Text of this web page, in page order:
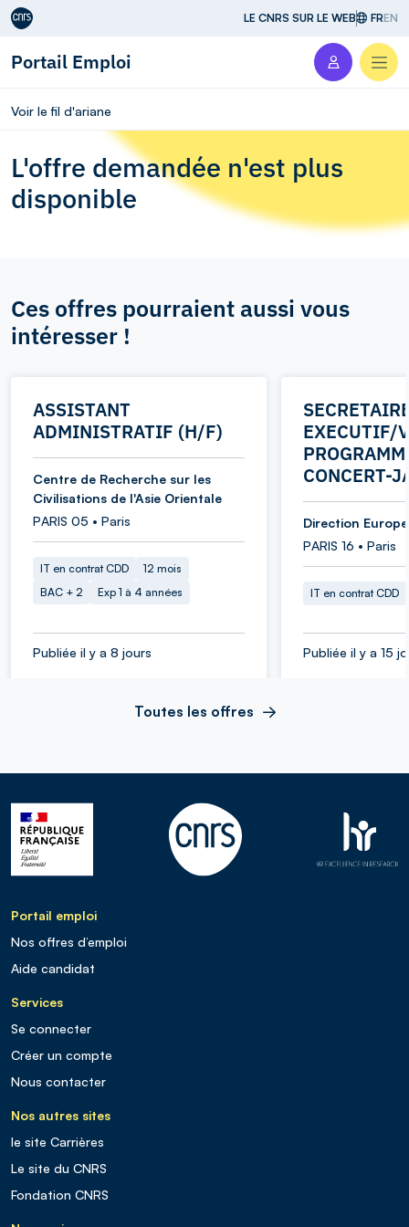
Aller au contenu LE CNRS SUR LE WEB FREN
Portail Emploi
Voir le fil d'ariane
L'offre demandée n'est plus
disponible
Ces offres pourraient aussi vous
intéresser !
ASSISTANT
ADMINISTRATIF (H/F)
Centre de Recherche sur les
Civilisations de l'Asie Orientale
PARIS 05 • Paris
IT en contrat CDD
12 mois
BAC + 2
Exp 1 à 4 années
Publiée il y a 8 jours
EXECUTIF/
CONCERT-
Direction
PARIS 16 • Paris
IT en contrat CDD
Publiée il y a 15
Toutes les offres
Portail emploi
Nos offres d’emploi
Aide candidat
Services
Se connecter
Créer un compte
Nous contacter
Nos autres sites
le site Carrières
Le site du CNRS
Fondation CNRS